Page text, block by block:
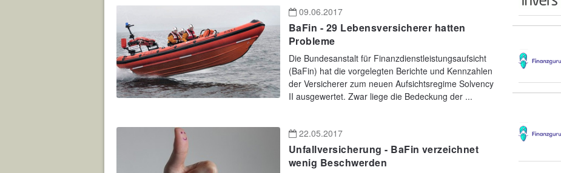
09.06.2017
BaFin - 29 Lebensversicherer hatten
Probleme
Die Bundesanstalt für Finanzdienstleistungsaufsicht
(BaFin) hat die vorgelegten Berichte und Kennzahlen
der Versicherer zum neuen Aufsichtsregime Solvency
II ausgewertet. Zwar liege die Bedeckung der ...
22.05.2017
Unfallversicherung - BaFin verzeichnet
wenig Beschwerden